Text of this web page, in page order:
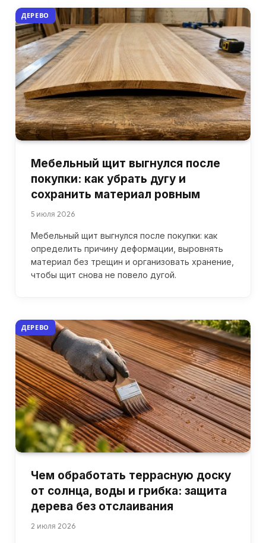
ДЕРЕВО
Мебельный щит выгнулся после
покупки: как убрать дугу и
сохранить материал ровным
5 июля 2026
Мебельный щит выгнулся после покупки: как
определить причину деформации, выровнять
материал без трещин и организовать хранение,
чтобы щит снова не повело дугой.
ДЕРЕВО
Чем обработать террасную доску
от солнца, воды и грибка: защита
дерева без отслаивания
2 июля 2026